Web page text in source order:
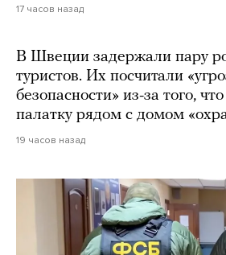
17 часов назад
В Швеции задержали пару
туристов. Их посчитали
безопасности» из-за того,
палатку рядом с домом
19 часов назад